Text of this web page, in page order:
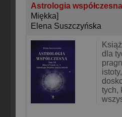
Astrologia
Miękka]
Elena Suszczyńska
dla
tych,